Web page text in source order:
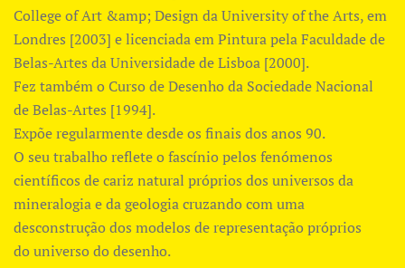
College of Art &amp; Design da University of the Arts, em
Londres [2003] e licenciada em Pintura pela Faculdade de
Belas-Artes da Universidade de Lisboa [2000].
Fez também o Curso de Desenho da Sociedade Nacional
de Belas-Artes [1994].
Expõe regularmente desde os finais dos anos 90.
O seu trabalho reflete o fascínio pelos fenómenos
científicos de cariz natural próprios dos universos da
mineralogia e da geologia cruzando com uma
desconstrução dos modelos de representação próprios
do universo do desenho.